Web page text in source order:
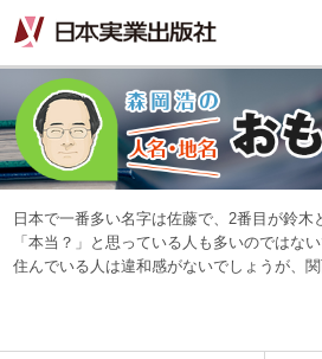
日本で一番多い名字は佐藤で、2番目が鈴木
「本当？」と思っている人も多いのではな
住んでいる人は違和感がないでしょうが、
交通が便利になって、東京からだと、離島